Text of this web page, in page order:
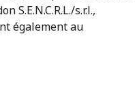
S.E.N.C.R.L./s.r.l.,
également au